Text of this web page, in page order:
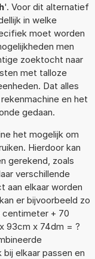
'. Voor dit alternatief
in welke
moet worden
men
zoektocht naar
met talloze
Dat alles
en het
gedaan.
het mogelijk om
Hierdoor kan
gerekend, zoals
verschillende
aan elkaar worden
er bijvoorbeeld zo
centimeter + 70
93cm x 74dm = ?
elkaar passen en